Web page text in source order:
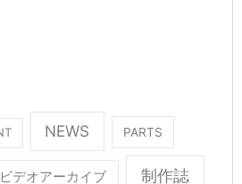
NEWS PARTS
ビデオアーカイブ 制作誌